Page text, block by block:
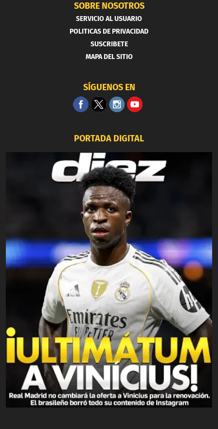
SOBRE NOSOTROS
SERVICIO AL USUARIO
POLITICAS DE PRIVACIDAD
SUSCRIBETE
MAPA DEL SITIO
SÍGUENOS EN
PORTADA DIGITAL